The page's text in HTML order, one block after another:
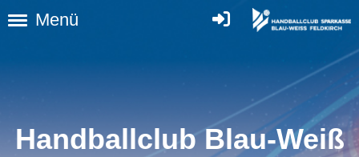
Menü
Handballclub Blau-Weiß